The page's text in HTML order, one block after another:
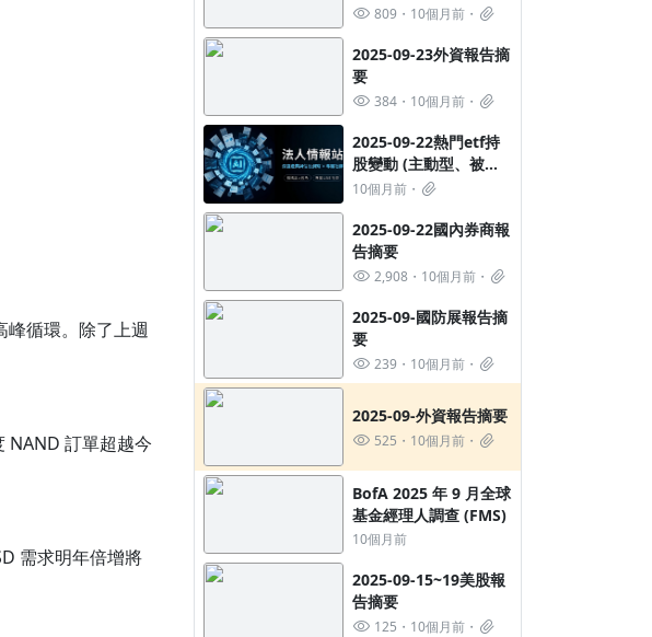
循環。除了上週
NAND 訂單超越今
需求明年倍增將
809 10個月前
2025-09-23外資報告摘
要
384 10個月前
2025-09-22熱門etf持
股變動 (主動型、被動
型ETF都有喔)
10個月前
2025-09-22國內券商報
告摘要
2,908 10個月前
2025-09-國防展報告摘
要
239 10個月前
2025-09-外資報告摘要
525 10個月前
BofA 2025 年 9 月全球
基金經理人調查 (FMS)
10個月前
2025-09-15~19美股報
告摘要
125 10個月前